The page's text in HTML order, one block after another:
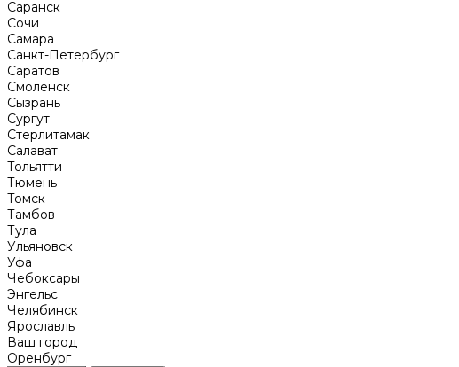
Саранск
Сочи
Самара
Санкт-Петербург
Саратов
Смоленск
Сызрань
Сургут
Стерлитамак
Салават
Тольятти
Тюмень
Томск
Тамбов
Тула
Ульяновск
Уфа
Чебоксары
Энгельс
Челябинск
Ярославль
Ваш город
Оренбург